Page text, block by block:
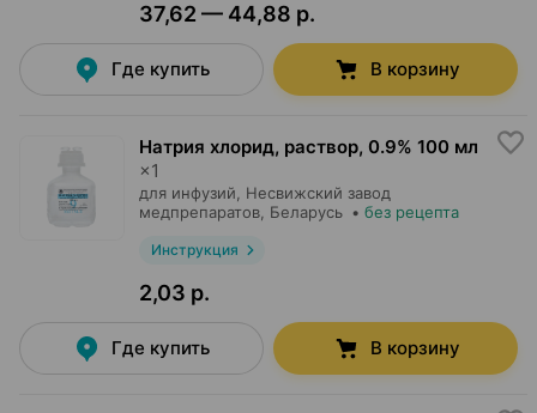
37,62 — 44,88 р.
Где купить В корзину
Натрия хлорид, раствор, 0.9% 100 мл
×1
для инфузий, Несвижский завод
медпрепаратов, Беларусь • без рецепта
Инструкция
2,03 р.
Где купить В корзину